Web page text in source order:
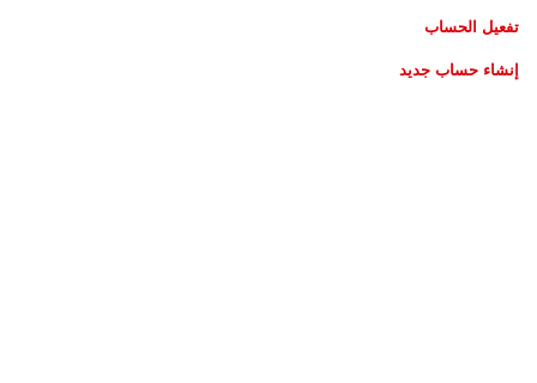
تفعيل الحساب
إنشاء حساب جديد